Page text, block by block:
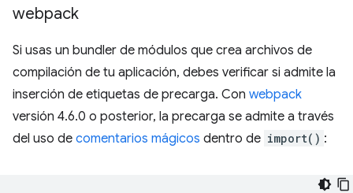
webpack
Si usas un bundler de módulos que crea archivos de
compilación de tu aplicación, debes verificar si admite la
inserción de etiquetas de precarga. Con webpack
versión 4.6.0 o posterior, la precarga se admite a través
del uso de comentarios mágicos dentro de import() :